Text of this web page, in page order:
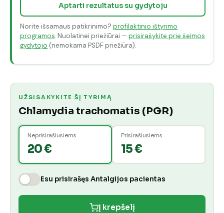
Aptarti rezultatus su gydytoju
Norite išsamaus patikrinimo? profilaktinio ištyrimo
programos. Nuolatinei priežiūrai —prisirašykite prie šeimos
gydytojo (nemokama PSDF priežiūra).
UŽSISAKYKITE ŠĮ TYRIMĄ
Chlamydia trachomatis (PGR)
Neprisirašiusiems
20 €
Prisirašiusiems
15 €
Esu prisirašęs Antalgijos pacientas
Į krepšelį